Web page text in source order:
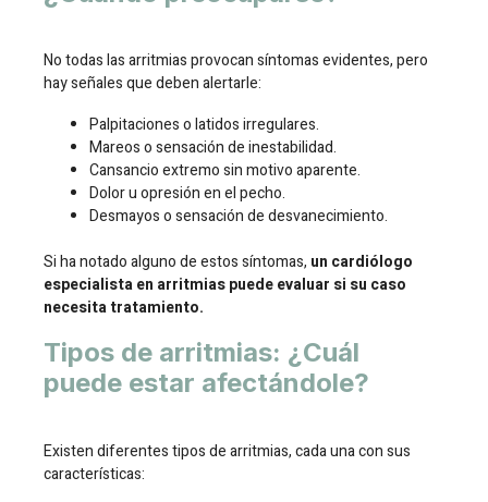
No todas las arritmias provocan síntomas evidentes, pero
hay señales que deben alertarle:
Palpitaciones o latidos irregulares.
Mareos o sensación de inestabilidad.
Cansancio extremo sin motivo aparente.
Dolor u opresión en el pecho.
Desmayos o sensación de desvanecimiento.
Si ha notado alguno de estos síntomas, un cardiólogo
especialista en arritmias puede evaluar si su caso
necesita tratamiento.
Tipos de arritmias: ¿Cuál
puede estar afectándole?
Existen diferentes tipos de arritmias, cada una con sus
características: